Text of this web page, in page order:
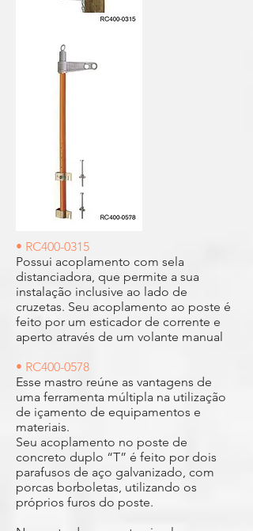
• RC400-0315
Possui acoplamento com sela
distanciadora, que permite a sua
instalação inclusive ao lado de
cruzetas. Seu acoplamento ao poste é
feito por um esticador de corrente e
aperto através de um volante manual
• RC400-0578
Esse mastro reúne as vantagens de
uma ferramenta múltipla na utilização
de içamento de equipamentos e
materiais.
Seu acoplamento no poste de
concreto duplo “T” é feito por dois
parafusos de aço galvanizado, com
porcas borboletas, utilizando os
próprios furos do poste.